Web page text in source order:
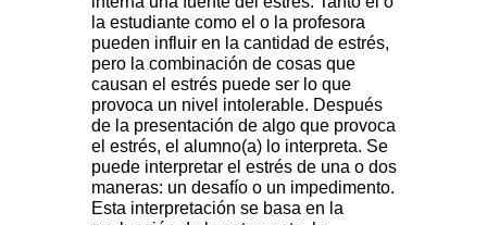
la estudiante como el o la profesora
pueden influir en la cantidad de estrés,
pero la combinación de cosas que
causan el estrés puede ser lo que
provoca un nivel intolerable. Después
de la presentación de algo que provoca
el estrés, el alumno(a) lo interpreta. Se
puede interpretar el estrés de una o dos
maneras: un desafío o un impedimento.
Esta interpretación se basa en la